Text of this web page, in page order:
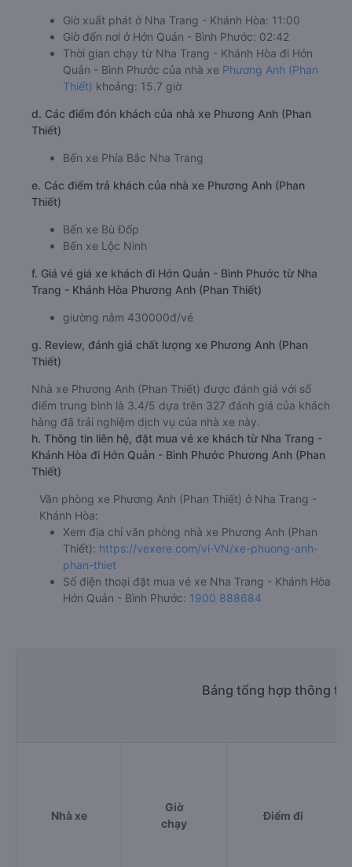
Giờ xuất phát ở Nha Trang - Khánh Hòa: 11:00
Giờ đến nơi ở Hớn Quản - Bình Phước: 02:42
Thời gian chạy từ Nha Trang - Khánh Hòa đi Hớn
Quản - Bình Phước của nhà xe Phương Anh (Phan
Thiết) khoảng: 15.7 giờ
d. Các điểm đón khách của nhà xe Phương Anh (Phan
Thiết)
Bến xe Phía Bắc Nha Trang
e. Các điểm trả khách của nhà xe Phương Anh (Phan
Thiết)
Bến xe Bù Đốp
Bến xe Lộc Ninh
f. Giá vé giá xe khách đi Hớn Quản - Bình Phước từ Nha
Trang - Khánh Hòa Phương Anh (Phan Thiết)
giường nằm 430000đ/vé
g. Review, đánh giá chất lượng xe Phương Anh (Phan
Thiết)
Nhà xe Phương Anh (Phan Thiết) được đánh giá với số
điểm trung bình là 3.4/5 dựa trên 327 đánh giá của khách
hàng đã trải nghiệm dịch vụ của nhà xe này.
h. Thông tin liên hệ, đặt mua vé xe khách từ Nha Trang -
Khánh Hòa đi Hớn Quản - Bình Phước Phương Anh (Phan
Thiết)
Văn phòng xe Phương Anh (Phan Thiết) ở Nha Trang -
Khánh Hòa:
Xem địa chỉ văn phòng nhà xe Phương Anh (Phan
Thiết): https://vexere.com/vi-VN/xe-phuong-anh-
phan-thiet
Số điện thoại đặt mua vé xe Nha Trang - Khánh Hòa
Hớn Quản - Bình Phước: 1900 888684
Bảng tổng hợp thông
Nhà xe
Giờ
chạy
Điểm đi